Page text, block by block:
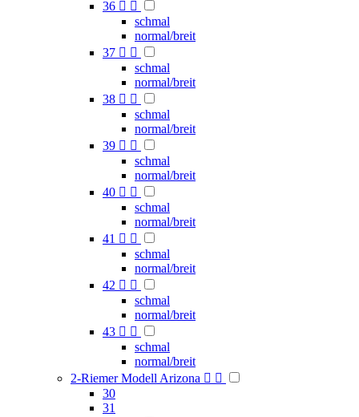
36  
schmal
normal/breit
37  
schmal
normal/breit
38  
schmal
normal/breit
39  
schmal
normal/breit
40  
schmal
normal/breit
41  
schmal
normal/breit
42  
schmal
normal/breit
43  
schmal
normal/breit
2-Riemer Modell Arizona  
30
31